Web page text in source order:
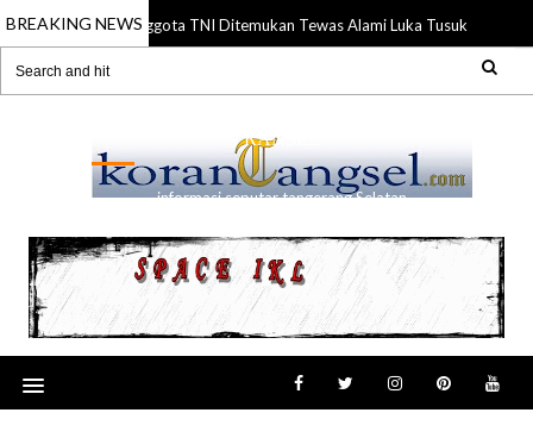
BREAKING NEWS
21 Jul 2026 Anggota TNI Ditemukan Tewas Alami Luka Tusuk di Gading
RANSEL
informasi seputar tangerang Selatan